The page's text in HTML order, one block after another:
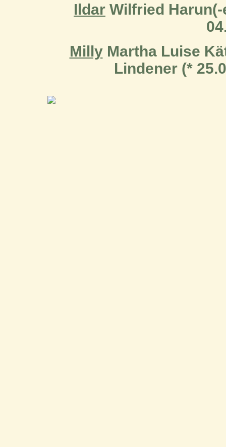
Ildar Wilfried Harun(-
MillyMartha Luise
Lindener (*